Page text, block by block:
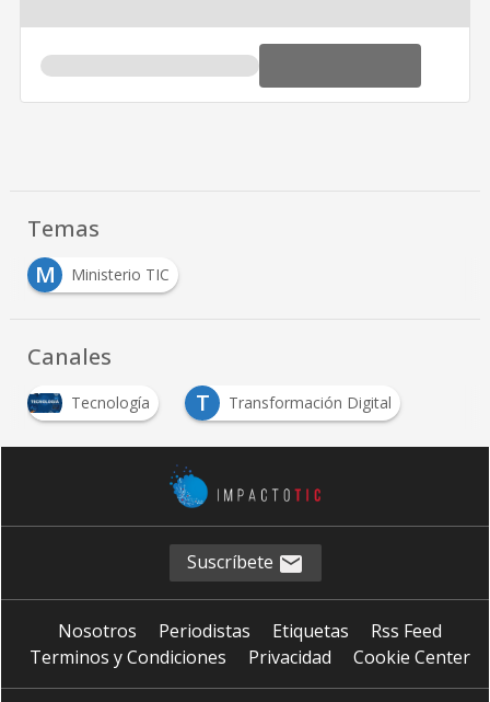
Temas
M
Ministerio TIC
Canales
Tecnología T Transformación Digital
Suscríbete
Nosotros Periodistas Etiquetas
Rss Feed
Terminos y Condiciones
Privacidad Cookie Center